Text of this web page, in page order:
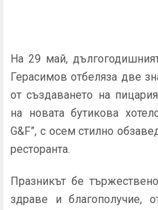
На 29 май,
Герасимов отбеляза две
от създаването на
на новата бутикова
G&F”, с осем стилно
ресторанта.
Празникът бе
здраве и благополучие,